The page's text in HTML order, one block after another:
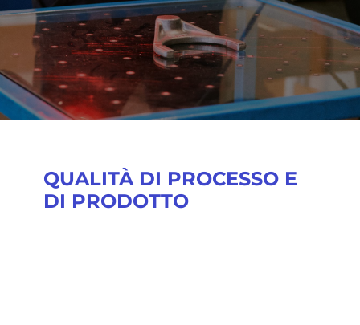
​QUALITÀ DI PROCESSO E
DI PRODOTTO